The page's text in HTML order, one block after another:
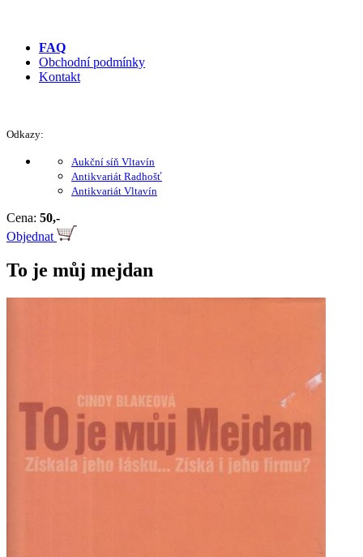
FAQ
Obchodní podmínky
Kontakt
Odkazy:
Aukční síň Vltavín
Antikvariát Radhošť
Antikvariát Vltavín
Cena: 50,-
Objednat
To je můj mejdan